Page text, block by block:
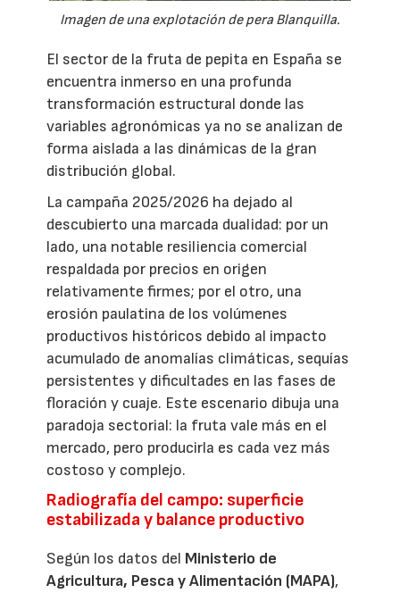
Imagen de una explotación de pera Blanquilla.
El sector de la fruta de pepita en España se
encuentra inmerso en una profunda
transformación estructural donde las
variables agronómicas ya no se analizan de
forma aislada a las dinámicas de la gran
distribución global.
La campaña 2025/2026 ha dejado al
descubierto una marcada dualidad: por un
lado, una notable resiliencia comercial
respaldada por precios en origen
relativamente firmes; por el otro, una
erosión paulatina de los volúmenes
productivos históricos debido al impacto
acumulado de anomalías climáticas, sequías
persistentes y dificultades en las fases de
floración y cuaje. Este escenario dibuja una
paradoja sectorial: la fruta vale más en el
mercado, pero producirla es cada vez más
costoso y complejo.
Radiografía del campo: superficie
estabilizada y balance productivo
Según los datos del Ministerio de
Agricultura, Pesca y Alimentación (MAPA),